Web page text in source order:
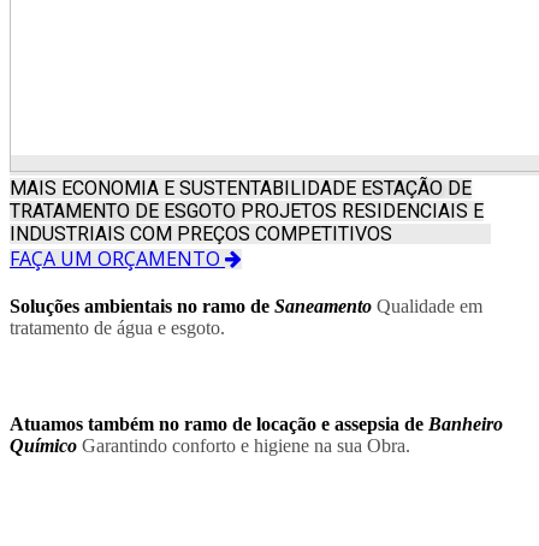
MAIS ECONOMIA E SUSTENTABILIDADE ESTAÇÃO DE
TRATAMENTO DE ESGOTO PROJETOS RESIDENCIAIS E
INDUSTRIAIS COM PREÇOS COMPETITIVOS
FAÇA UM ORÇAMENTO
Soluções ambientais no ramo de Saneamento Qualidade em
tratamento de água e esgoto.
Atuamos também no ramo de locação e assepsia de Banheiro
Químico Garantindo conforto e higiene na sua Obra.